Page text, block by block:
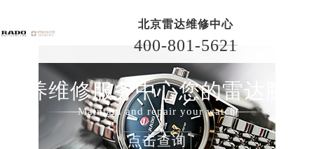
北京雷达维修中心
400-801-5621
保养维修服务中心您的雷达腕表
Maintain and repair your watch
点击查询